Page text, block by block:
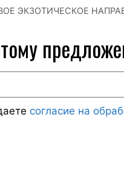
ЭКЗОТИЧЕСКОЕ
согласие на